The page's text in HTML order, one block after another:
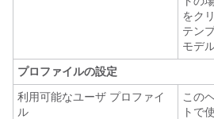
をク
テン
モデ
プロファイルの設定
利用可能なユーザ プロファイ
ル
この
トで